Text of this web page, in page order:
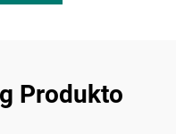
Produkto